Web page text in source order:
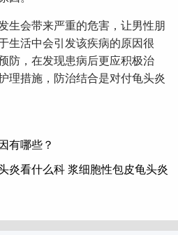
会带来严重的危害，让男性朋
生活中会引发该疾病的原因很
防，在发现患病后更应积极治
理措施，防治结合是对付龟头炎
有哪些？
炎看什么科 浆细胞性包皮龟头炎